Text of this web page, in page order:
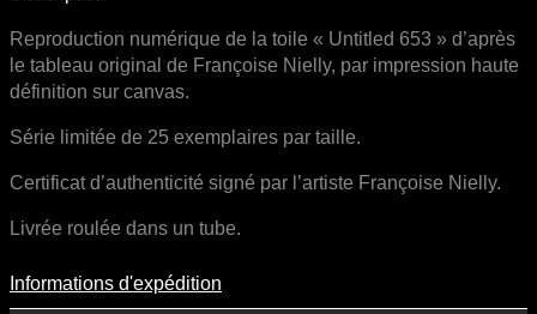
Reproduction numérique de la toile « Untitled 653 » d’après
le tableau original de Françoise Nielly, par impression haute
définition sur canvas.
Série limitée de 25 exemplaires par taille.
Certificat d’authenticité signé par l’artiste Françoise Nielly.
Livrée roulée dans un tube.
Informations D'expédition
Informations d'expédition